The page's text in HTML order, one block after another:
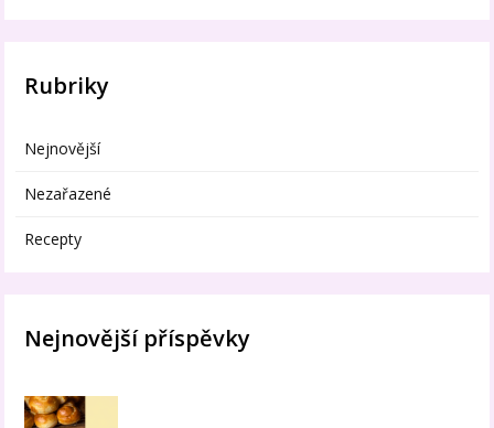
Rubriky
Nejnovější
Nezařazené
Recepty
Nejnovější příspěvky